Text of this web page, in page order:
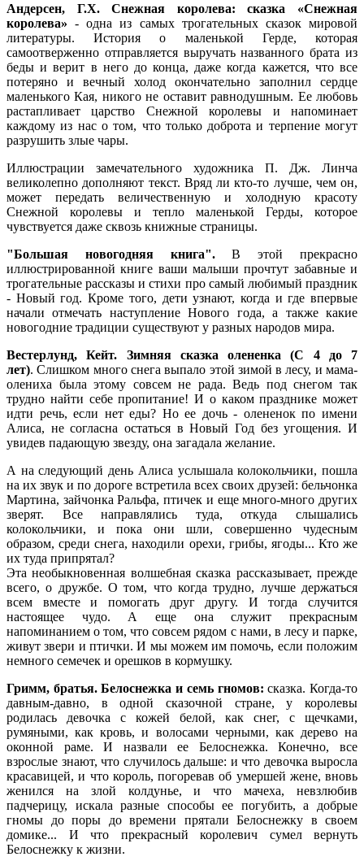
Андерсен, Г.Х. Снежная королева: сказка «Снежная
королева»- одна из самых трогательных сказок мировой
литературы. История о маленькой Герде, которая
самоотверженно отправляется выручать названного брата из
беды и верит в него до конца, даже когда кажется, что все
потеряно и вечный холод окончательно заполнил сердце
маленького Кая, никого не оставит равнодушным. Ее любовь
растапливает царство Снежной королевы и напоминает
каждому из нас о том, что только доброта и терпение могут
разрушить злые чары.
Иллюстрации замечательного художника П. Дж. Линча
великолепно дополняют текст. Вряд ли кто-то лучше, чем он,
может передать величественную и холодную красоту
Снежной королевы и тепло маленькой Герды, которое
чувствуется даже сквозь книжные страницы.
"Большая новогодняя книга".В этой прекрасно
иллюстрированной книге ваши малыши прочтут забавные и
трогательные рассказы и стихи про самый любимый праздник
- Новый год. Кроме того, дети узнают, когда и где впервые
начали отмечать наступление Нового года, а также какие
новогодние традиции существуют у разных народов мира.
Вестерлунд, Кейт. Зимняя сказка олененка (С 4 до 7
лет). Слишком много снега выпало этой зимой в лесу, и мама-
олениха была этому совсем не рада. Ведь под снегом так
трудно найти себе пропитание! И о каком празднике может
идти речь, если нет еды? Но ее дочь - олененок по имени
Алиса, не согласна остаться в Новый Год без угощения. И
увидев падающую звезду, она загадала желание.
А на следующий день Алиса услышала колокольчики, пошла
на их звук и по дороге встретила всех своих друзей: бельчонка
Мартина, зайчонка Ральфа, птичек и еще много-много других
зверят. Все направлялись туда, откуда слышались
колокольчики, и пока они шли, совершенно чудесным
образом, среди снега, находили орехи, грибы, ягоды... Кто же
их туда припрятал?
Эта необыкновенная волшебная сказка рассказывает, прежде
всего, о дружбе. О том, что когда трудно, лучше держаться
всем вместе и помогать друг другу. И тогда случится
настоящее чудо. А еще она служит прекрасным
напоминанием о том, что совсем рядом с нами, в лесу и парке,
живут звери и птички. И мы можем им помочь, если положим
немного семечек и орешков в кормушку.
Гримм, братья. Белоснежка и семь гномов: сказка. Когда-то
давным-давно, в одной сказочной стране, у королевы
родилась девочка с кожей белой, как снег, с щечками,
румяными, как кровь, и волосами черными, как дерево на
оконной раме. И назвали ее Белоснежка. Конечно, все
взрослые знают, что случилось дальше: и что девочка выросла
красавицей, и что король, погоревав об умершей жене, вновь
женился на злой колдунье, и что мачеха, невзлюбив
падчерицу, искала разные способы ее погубить, а добрые
гномы до поры до времени прятали Белоснежку в своем
домике... И что прекрасный королевич сумел вернуть
Белоснежку к жизни.